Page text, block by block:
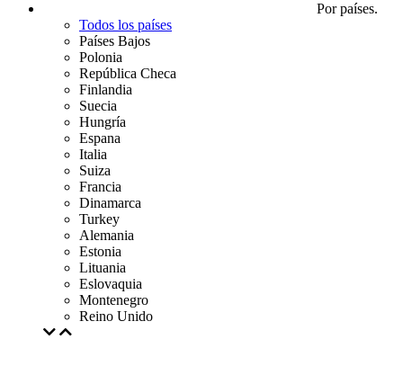
Por países.
Todos los países
Países Bajos
Polonia
República Checa
Finlandia
Suecia
Hungría
Espana
Italia
Suiza
Francia
Dinamarca
Turkey
Alemania
Estonia
Lituania
Eslovaquia
Montenegro
Reino Unido